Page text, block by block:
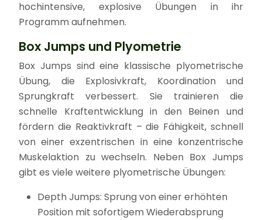
hochintensive, explosive Übungen in ihr
Programm aufnehmen.
Box Jumps und Plyometrie
Box Jumps sind eine klassische plyometrische
Übung, die Explosivkraft, Koordination und
Sprungkraft verbessert. Sie trainieren die
schnelle Kraftentwicklung in den Beinen und
fördern die Reaktivkraft – die Fähigkeit, schnell
von einer exzentrischen in eine konzentrische
Muskelaktion zu wechseln. Neben Box Jumps
gibt es viele weitere plyometrische Übungen:
Depth Jumps: Sprung von einer erhöhten
Position mit sofortigem Wiederabsprung